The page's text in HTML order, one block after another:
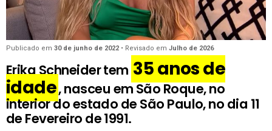
Publicado em 30 de junho de 2022 • Revisado em Julho de 2026
Erika Schneider tem 35 anos de
idade, nasceu em São Roque, no
interior do estado de São Paulo, no dia 11
de Fevereiro de 1991.